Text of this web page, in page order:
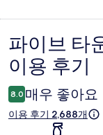
이
용
후
기
파이브 타
이용 후기
8.0 매우 좋아요
이용 후기 2,688개